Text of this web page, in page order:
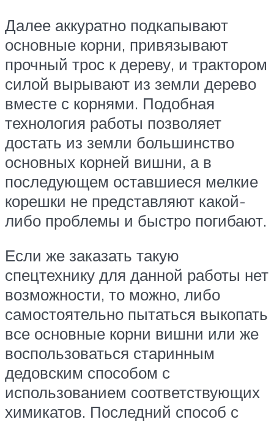
Далее аккуратно подкапывают
основные корни, привязывают
прочный трос к дереву, и трактором
силой вырывают из земли дерево
вместе с корнями. Подобная
технология работы позволяет
достать из земли большинство
основных корней вишни, а в
последующем оставшиеся мелкие
корешки не представляют какой-
либо проблемы и быстро погибают.
Если же заказать такую
спецтехнику для данной работы нет
возможности, то можно, либо
самостоятельно пытаться выкопать
все основные корни вишни или же
воспользоваться старинным
дедовским способом с
использованием соответствующих
химикатов. Последний способ с